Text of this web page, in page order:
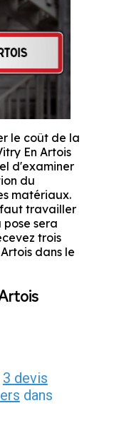
le coût de la
En Artois
d'examiner
du
matériaux.
travailler
sera
trois
dans le
3 devis
dans